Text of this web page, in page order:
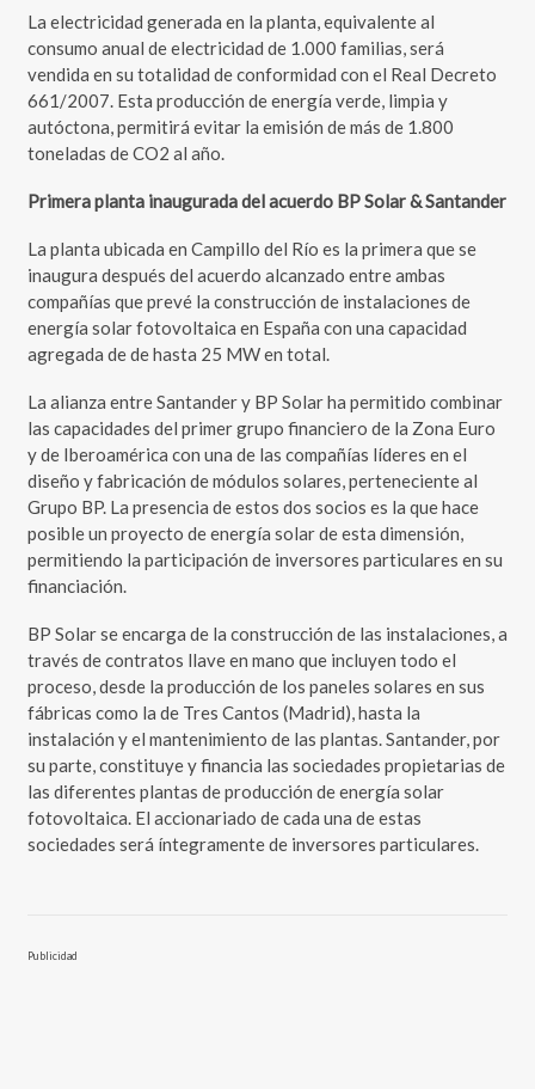
La electricidad generada en la planta, equivalente al
consumo anual de electricidad de 1.000 familias, será
vendida en su totalidad de conformidad con el Real Decreto
661/2007. Esta producción de energía verde, limpia y
autóctona, permitirá evitar la emisión de más de 1.800
toneladas de CO2 al año.
Primera planta inaugurada del acuerdo BP Solar & Santander
La planta ubicada en Campillo del Río es la primera que se
inaugura después del acuerdo alcanzado entre ambas
compañías que prevé la construcción de instalaciones de
energía solar fotovoltaica en España con una capacidad
agregada de de hasta 25 MW en total.
La alianza entre Santander y BP Solar ha permitido combinar
las capacidades del primer grupo financiero de la Zona Euro
y de Iberoamérica con una de las compañías líderes en el
diseño y fabricación de módulos solares, perteneciente al
Grupo BP. La presencia de estos dos socios es la que hace
posible un proyecto de energía solar de esta dimensión,
permitiendo la participación de inversores particulares en su
financiación.
BP Solar se encarga de la construcción de las instalaciones, a
través de contratos llave en mano que incluyen todo el
proceso, desde la producción de los paneles solares en sus
fábricas como la de Tres Cantos (Madrid), hasta la
instalación y el mantenimiento de las plantas. Santander, por
su parte, constituye y financia las sociedades propietarias de
las diferentes plantas de producción de energía solar
fotovoltaica. El accionariado de cada una de estas
sociedades será íntegramente de inversores particulares.
Publicidad